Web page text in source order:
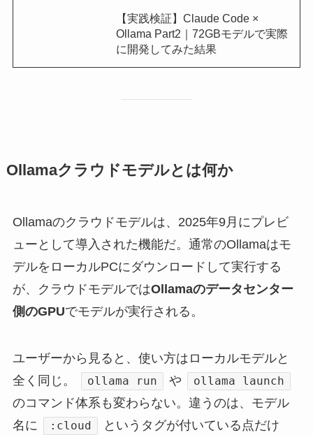
【実践検証】Claude Code ×
Ollama Part2｜72GBモデルで実際
に開発してみた結果
Ollamaクラウドモデルとは何か
Ollamaのクラウドモデルは、2025年9月にプレビ
ューとして導入された機能だ。通常のOllamaはモ
デルをローカルPCにダウンロードして実行する
が、クラウドモデルではOllamaのデータセンター
側のGPUでモデルが実行される。
ユーザーから見ると、使い方はローカルモデルと
全く同じ。
ollama run や ollama launch
のコマンド体系も変わらない。違うのは、モデル
名に
:cloud
というタグが付いている点だけ